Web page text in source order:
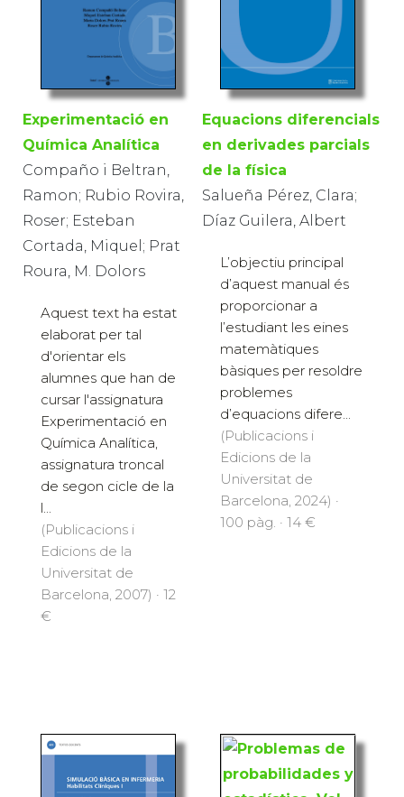
Experimentació en
Química Analítica
Compaño i Beltran,
Ramon; Rubio Rovira,
Roser; Esteban
Cortada, Miquel; Prat
Roura, M. Dolors
Aquest text ha estat
elaborat per tal
d'orientar els
alumnes que han de
cursar l'assignatura
Experimentació en
Química Analítica,
assignatura troncal
de segon cicle de la
l...
(Publicacions i
Edicions de la
Universitat de
Barcelona, 2007) · 12
€
Equacions diferencials
en derivades parcials
de la física
Salueña Pérez, Clara;
Díaz Guilera, Albert
L’objectiu principal
d’aquest manual és
proporcionar a
l’estudiant les eines
matemàtiques
bàsiques per resoldre
problemes
d’equacions difere...
(Publicacions i
Edicions de la
Universitat de
Barcelona, 2024) ·
100 pàg. · 14 €